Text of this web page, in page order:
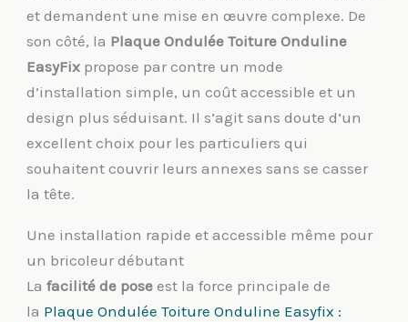
et demandent une mise en œuvre complexe. De
son côté, la Plaque Ondulée Toiture Onduline
EasyFix propose par contre un mode
d’installation simple, un coût accessible et un
design plus séduisant. Il s’agit sans doute d’un
excellent choix pour les particuliers qui
souhaitent couvrir leurs annexes sans se casser
la tête.
Une installation rapide et accessible même pour
un bricoleur débutant
Lafacilité de poseest la force principale de
la Plaque Ondulée Toiture Onduline Easyfix :